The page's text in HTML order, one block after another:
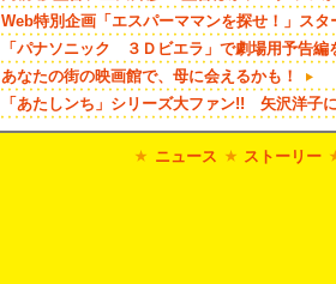
Web特別企画「エスパーママンを探せ！」スタ
「パナソニック ３Ｄビエラ」で劇場用予告編
あなたの街の映画館で、母に会えるかも！
「あたしンち」シリーズ大ファン!! 矢沢洋子
ニュース ストーリー